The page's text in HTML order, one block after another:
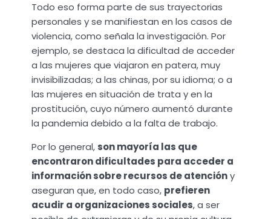
Todo eso forma parte de sus trayectorias
personales y se manifiestan en los casos de
violencia, como señala la investigación. Por
ejemplo, se destaca la dificultad de acceder
a las mujeres que viajaron en patera, muy
invisibilizadas; a las chinas, por su idioma; o a
las mujeres en situación de trata y en la
prostitución, cuyo número aumentó durante
la pandemia debido a la falta de trabajo.
Por lo general, son mayoría las que
encontraron dificultades para acceder a
información sobre recursos de atencióny
aseguran que, en todo caso, prefieren
acudir a organizaciones sociales, a ser